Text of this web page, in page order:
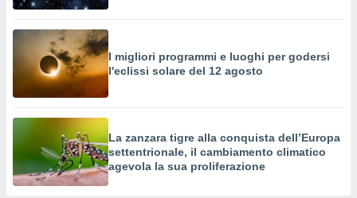
I migliori programmi e luoghi per godersi
l'eclissi solare del 12 agosto
La zanzara tigre alla conquista dell’Europa
settentrionale, il cambiamento climatico
agevola la sua proliferazione